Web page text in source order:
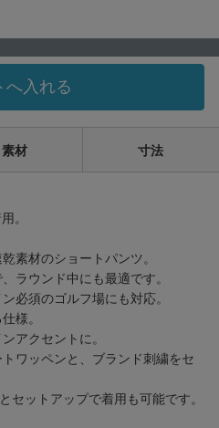
へ入れる
素材 寸法
。
素材のショートパンツ。
ラウンド中にも最適です。
必須のゴルフ場にも対応。
様。
アクセントに。
ワッペンと、ブランド刺繍をセ
セットアップで着用も可能です。